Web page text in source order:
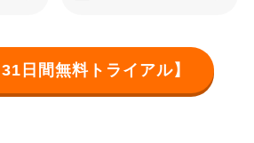
日間無料トライアル】